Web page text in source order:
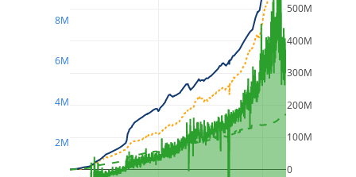
0
100M
200M
300M
400M
500M
2M
4M
6M
8M